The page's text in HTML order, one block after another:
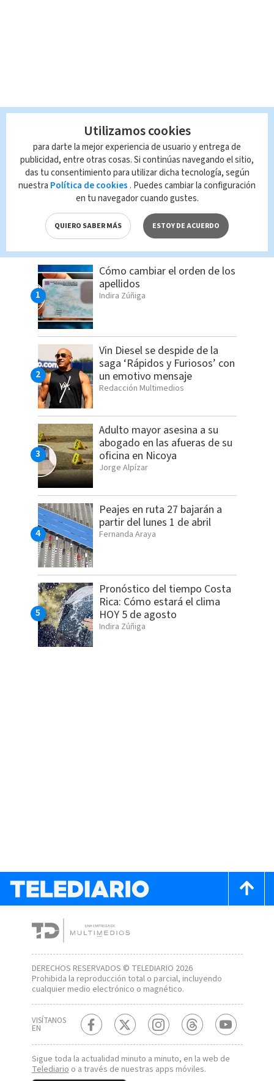
LO MÁS BUSCADO
Cómo cambiar el orden de los
apellidos
Indira Zúñiga
Vin Diesel se despide de la
saga ‘Rápidos y Furiosos’ con
un emotivo mensaje
Redacción Multimedios
Adulto mayor asesina a su
abogado en las afueras de su
oficina en Nicoya
Jorge Alpízar
Peajes en ruta 27 bajarán a
partir del lunes 1 de abril
Fernanda Araya
Pronóstico del tiempo Costa
Rica: Cómo estará el clima
HOY 5 de agosto
Indira Zúñiga
DERECHOS RESERVADOS © TELEDIARIO 2026
Prohibida la reproducción total o parcial, incluyendo
cualquier medio electrónico o magnético.
VISÍTANOS
EN
Sigue toda la actualidad minuto a minuto, en la web de
Telediarioo a través de nuestras apps móviles.
Utilizamos cookies
para darte la mejor experiencia de usuario y entrega de
publicidad, entre otras cosas. Si continúas navegando el sitio,
das tu consentimiento para utilizar dicha tecnología, según
nuestra Política de cookies . Puedes cambiar la configuración
en tu navegador cuando gustes.
QUIERO SABER MÁS ESTOY DE ACUERDO